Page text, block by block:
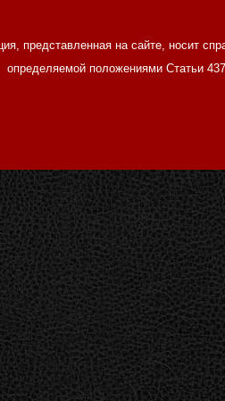
представленная на сайте, носит
определяемой положениями Статьи